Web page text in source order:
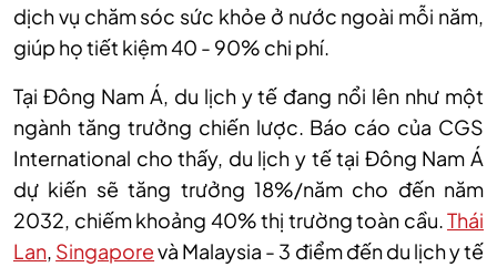
dịch vụ chăm sóc sức khỏe ở nước ngoài mỗi năm,
giúp họ tiết kiệm 40 - 90% chi phí.
Tại Đông Nam Á, du lịch y tế đang nổi lên như một
ngành tăng trưởng chiến lược. Báo cáo của CGS
International cho thấy, du lịch y tế tại Đông Nam Á
dự kiến sẽ tăng trưởng 18%/năm cho đến năm
2032, chiếm khoảng 40% thị trường toàn cầu.Thái
Lan, Singaporevà Malaysia - 3 điểm đến du lịch y tế